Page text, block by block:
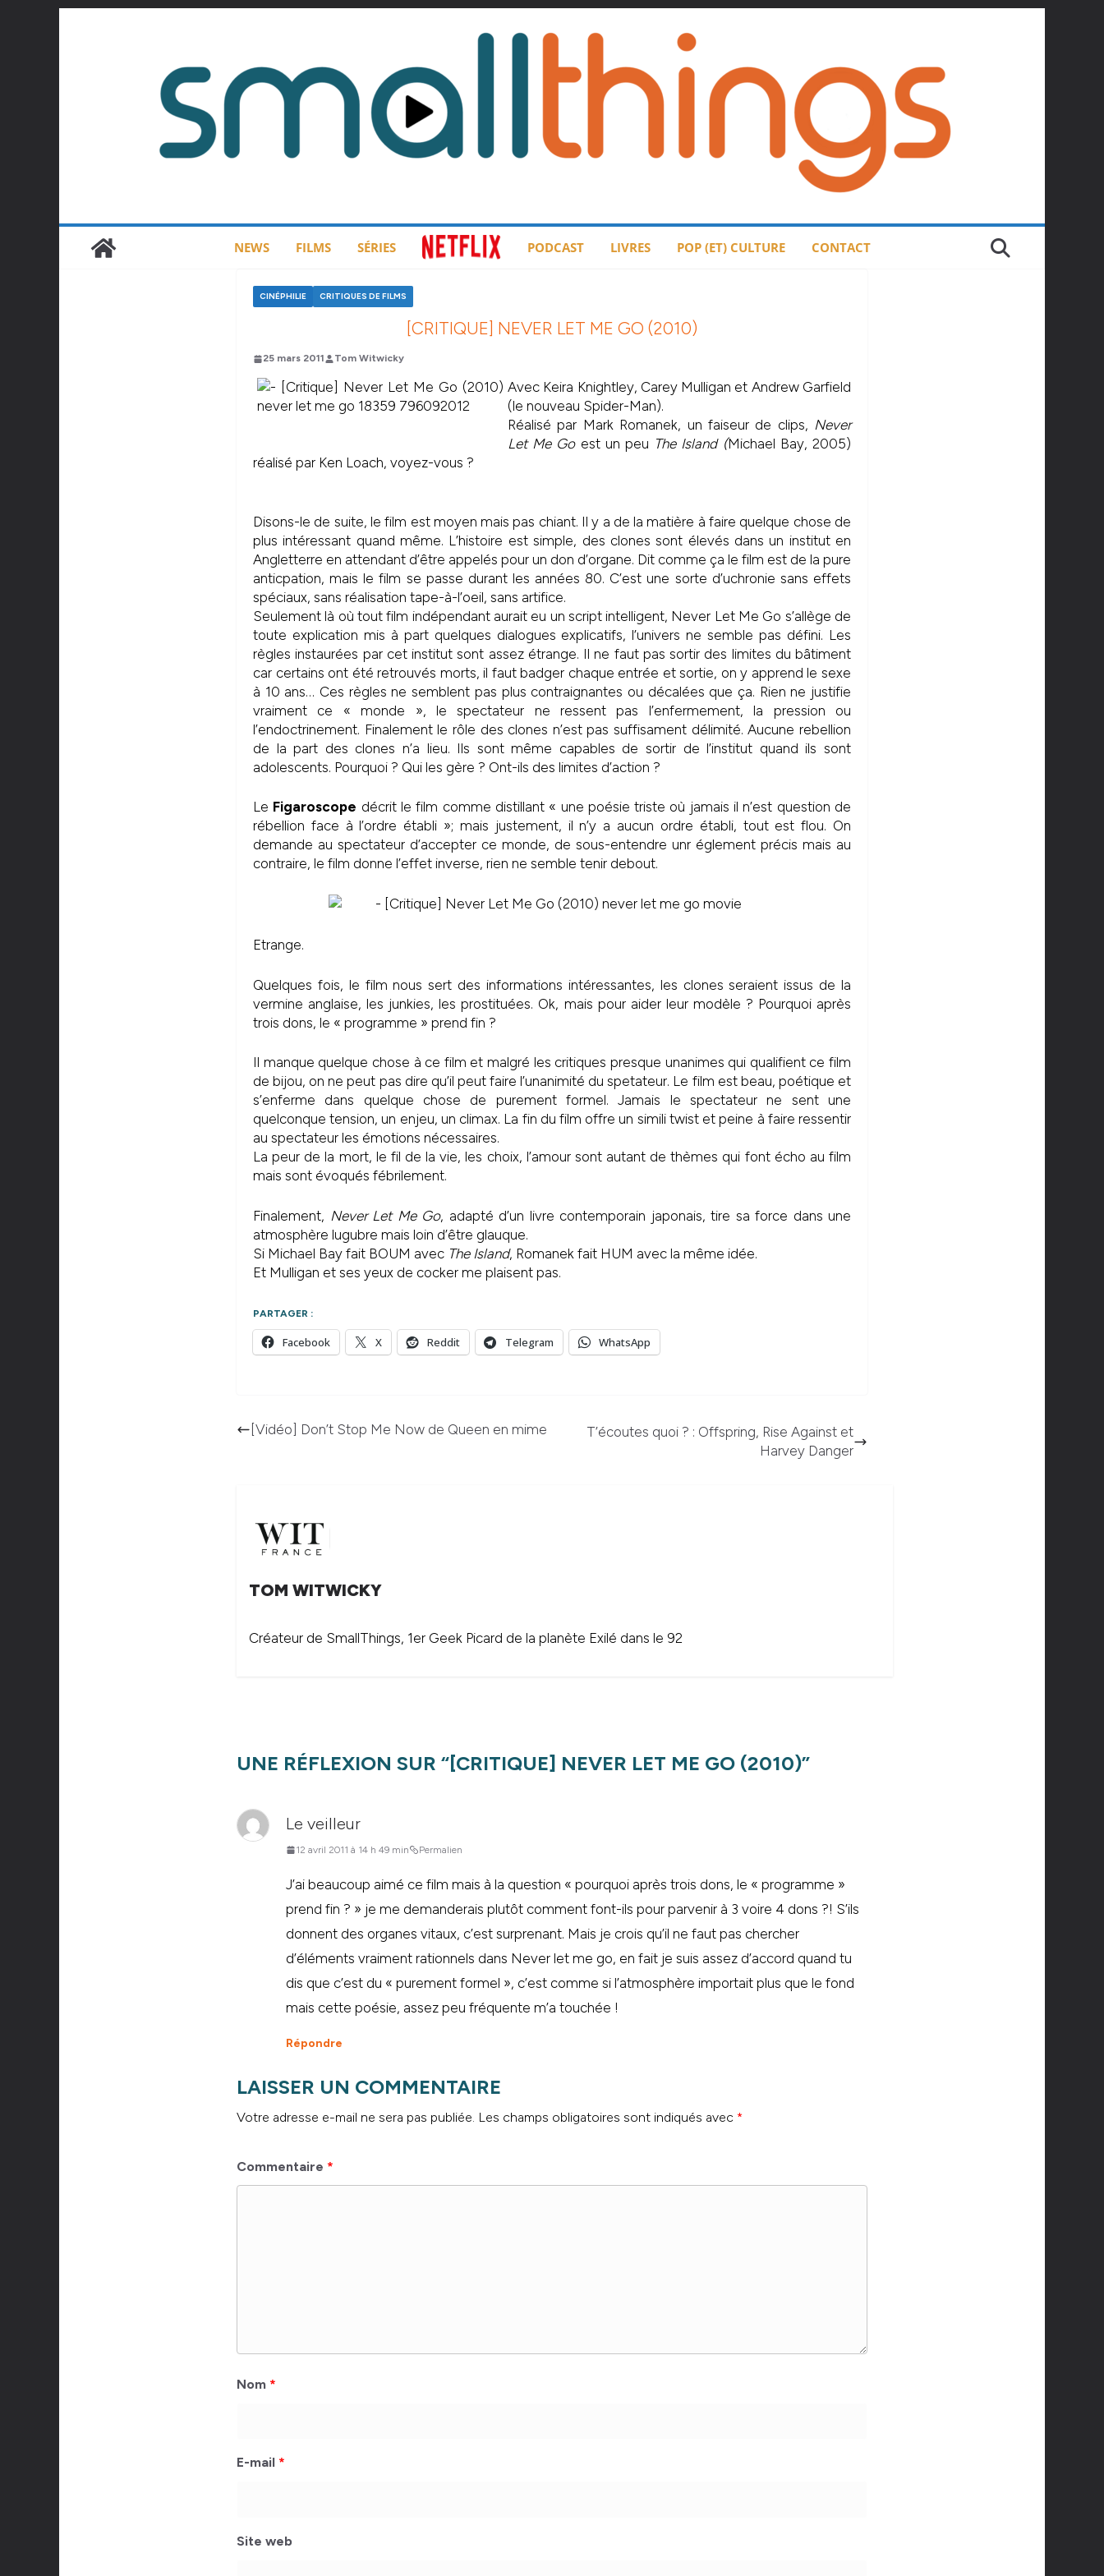
NEWS FILMS SÉRIES PODCAST LIVRES POP (ET) CULTURE CONTACT
CINÉPHILIE CRITIQUES DE FILMS
[CRITIQUE] NEVER LET ME GO (2010)
25 mars 2011 Tom Witwicky
Avec Keira Knightley, Carey Mulligan et Andrew Garfield
(le nouveau Spider-Man).
Réalisé par Mark Romanek, un faiseur de clips, Never
Let Me Goest un peu The Island (Michael Bay, 2005)
réalisé par Ken Loach, voyez-vous ?
Disons-le de suite, le film est moyen mais pas chiant. Il y a de la matière à faire quelque chose de
plus intéressant quand même. L’histoire est simple, des clones sont élevés dans un institut en
Angletterre en attendant d’être appelés pour un don d’organe. Dit comme ça le film est de la pure
anticpation, mais le film se passe durant les années 80. C’est une sorte d’uchronie sans effets
spéciaux, sans réalisation tape-à-l’oeil, sans artifice.
Seulement là où tout film indépendant aurait eu un script intelligent, Never Let Me Go s’allège de
toute explication mis à part quelques dialogues explicatifs, l’univers ne semble pas défini. Les
règles instaurées par cet institut sont assez étrange. Il ne faut pas sortir des limites du bâtiment
car certains ont été retrouvés morts, il faut badger chaque entrée et sortie, on y apprend le sexe
à 10 ans… Ces règles ne semblent pas plus contraignantes ou décalées que ça. Rien ne justifie
vraiment ce « monde », le spectateur ne ressent pas l’enfermement, la pression ou
l’endoctrinement. Finalement le rôle des clones n’est pas suffisament délimité. Aucune rebellion
de la part des clones n’a lieu. Ils sont même capables de sortir de l’institut quand ils sont
adolescents. Pourquoi ? Qui les gère ? Ont-ils des limites d’action ?
Le Figaroscope décrit le film comme distillant « une poésie triste où jamais il n’est question de
rébellion face à l’ordre établi »; mais justement, il n’y a aucun ordre établi, tout est flou. On
demande au spectateur d’accepter ce monde, de sous-entendre unr églement précis mais au
contraire, le film donne l’effet inverse, rien ne semble tenir debout.
Etrange.
Quelques fois, le film nous sert des informations intéressantes, les clones seraient issus de la
vermine anglaise, les junkies, les prostituées. Ok, mais pour aider leur modèle ? Pourquoi après
trois dons, le « programme » prend fin ?
Il manque quelque chose à ce film et malgré les critiques presque unanimes qui qualifient ce film
de bijou, on ne peut pas dire qu’il peut faire l’unanimité du spetateur. Le film est beau, poétique et
s’enferme dans quelque chose de purement formel. Jamais le spectateur ne sent une
quelconque tension, un enjeu, un climax. La fin du film offre un simili twist et peine à faire ressentir
au spectateur les émotions nécessaires.
La peur de la mort, le fil de la vie, les choix, l’amour sont autant de thèmes qui font écho au film
mais sont évoqués fébrilement.
Finalement, Never Let Me Go, adapté d’un livre contemporain japonais, tire sa force dans une
atmosphère lugubre mais loin d’être glauque.
Si Michael Bay fait BOUM avec The Island, Romanek fait HUM avec la même idée.
Et Mulligan et ses yeux de cocker me plaisent pas.
PARTAGER :
Facebook X Reddit Telegram WhatsApp
[Vidéo] Don’t Stop Me Now de Queen en mime
T’écoutes quoi ? : Offspring, Rise Against et
Harvey Danger
TOM WITWICKY
Créateur de SmallThings, 1er Geek Picard de la planète Exilé dans le 92
UNE RÉFLEXION SUR “[CRITIQUE] NEVER LET ME GO (2010)”
Le veilleur
12 avril 2011 à 14 h 49 min Permalien
J’ai beaucoup aimé ce film mais à la question « pourquoi après trois dons, le « programme »
prend fin ? » je me demanderais plutôt comment font-ils pour parvenir à 3 voire 4 dons ?! S’ils
donnent des organes vitaux, c’est surprenant. Mais je crois qu’il ne faut pas chercher
d’éléments vraiment rationnels dans Never let me go, en fait je suis assez d’accord quand tu
dis que c’est du « purement formel », c’est comme si l’atmosphère importait plus que le fond
mais cette poésie, assez peu fréquente m’a touchée !
Répondre
LAISSER UN COMMENTAIRE
Votre adresse e-mail ne sera pas publiée. Les champs obligatoires sont indiqués avec *
Commentaire *
Nom *
E-mail *
Site web